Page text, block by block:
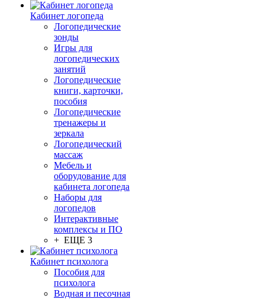
Кабинет логопеда
Логопедические
зонды
Игры для
логопедических
занятий
Логопедические
книги, карточки,
пособия
Логопедические
тренажеры и
зеркала
Логопедический
массаж
Мебель и
оборудование для
кабинета логопеда
Наборы для
логопедов
Интерактивные
комплексы и ПО
+ ЕЩЕ 3
Кабинет психолога
Пособия для
психолога
Водная и песочная